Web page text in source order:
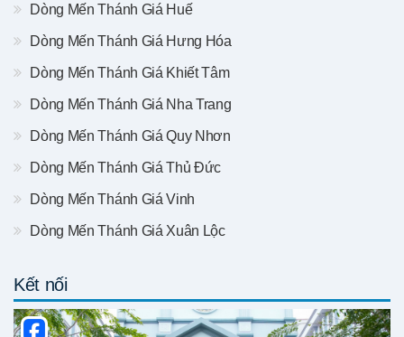
Dòng Mến Thánh Giá Huế
Dòng Mến Thánh Giá Hưng Hóa
Dòng Mến Thánh Giá Khiết Tâm
Dòng Mến Thánh Giá Nha Trang
Dòng Mến Thánh Giá Quy Nhơn
Dòng Mến Thánh Giá Thủ Đức
Dòng Mến Thánh Giá Vinh
Dòng Mến Thánh Giá Xuân Lộc
Kết nối